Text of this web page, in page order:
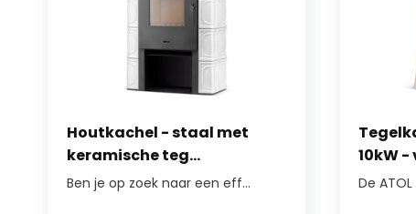
Houtkachel - staal met
keramische teg...
Ben je op zoek naar een eff...
10kW -
De